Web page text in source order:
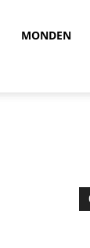
MONDEN